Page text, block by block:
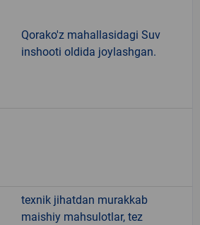
Qorako'z mahallasidagi Suv
inshooti oldida joylashgan.
texnik jihatdan murakkab
maishiy mahsulotlar, tez